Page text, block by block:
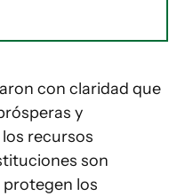
con claridad que
y
recursos
son
protegen los